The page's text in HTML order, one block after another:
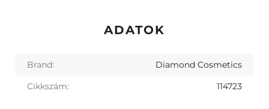
ADATOK
Brand:
Diamond Cosmetics
Cikkszám:
114723